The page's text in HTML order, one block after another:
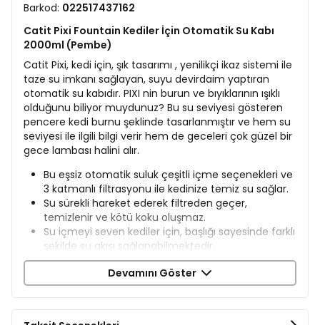
Barkod: 022517437162
Catit Pixi Fountain Kediler İçin Otomatik Su Kabı
2000ml (Pembe)
Catit Pixi, kedi için, şık tasarımı , yenilikçi ikaz sistemi ile
taze su imkanı sağlayan, suyu devirdaim yaptıran
otomatik su kabıdır. PIXI nin burun ve bıyıklarının ışıklı
olduğunu biliyor muydunuz? Bu su seviyesi gösteren
pencere kedi burnu şeklinde tasarlanmıştır ve hem su
seviyesi ile ilgili bilgi verir hem de geceleri çok güzel bir
gece lambası halini alır.
Bu eşsiz otomatik suluk çeşitli içme seçenekleri ve
3 katmanlı filtrasyonu ile kedinize temiz su sağlar.
Su sürekli hareket ederek filtreden geçer,
temizlenir ve kötü koku oluşmaz.
Su içmeyi seven kediler için, başlığı sayesinde farklı
şekilde su akışı sağlanabilmektedir.
Musluk suyundaki mineraller kediler için ortak bir
sağlık sorunu olan idrar yolu hastalıklarına ve idrar
taşı problemine yol açabilir. İdrar yolu hastalıklarını
fonksiyonlu olarak tasarlanmıştır. Filtre musluk
Devamını Göster